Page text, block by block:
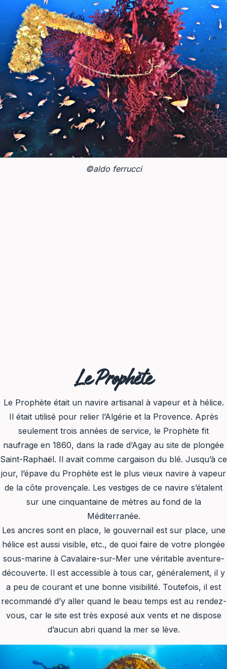
©aldo ferrucci
Le Prophète
Le Prophète était un navire artisanal à vapeur et à hélice.
Il était utilisé pour relier l’Algérie et la Provence. Après
seulement trois années de service, le Prophète fit
naufrage en 1860, dans la rade d’Agay au site de plongée
Saint-Raphaël. Il avait comme cargaison du blé. Jusqu’à ce
jour, l’épave du Prophète est le plus vieux navire à vapeur
de la côte provençale. Les vestiges de ce navire s’étalent
sur une cinquantaine de mètres au fond de la
Méditerranée.
Les ancres sont en place, le gouvernail est sur place, une
hélice est aussi visible, etc., de quoi faire de votre plongée
sous-marine à Cavalaire-sur-Mer une véritable aventure-
découverte. Il est accessible à tous car, généralement, il y
a peu de courant et une bonne visibilité. Toutefois, il est
recommandé d’y aller quand le beau temps est au rendez-
vous, car le site est très exposé aux vents et ne dispose
d’aucun abri quand la mer se lève.